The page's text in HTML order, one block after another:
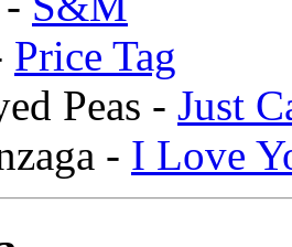
Price Tag
Peas - Just
- I Love